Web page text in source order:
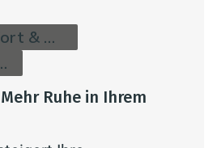
Komfort & Hygiene
Ruhe in Ihrem